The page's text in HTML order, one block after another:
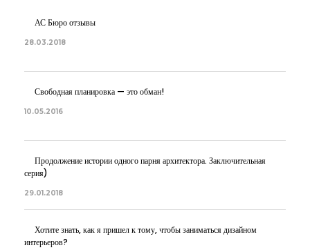
АС Бюро отзывы
28.03.2018
Свободная планировка — это обман!
10.05.2016
Продолжение истории одного парня архитектора. Заключительная
серия)
29.01.2018
Хотите знать, как я пришел к тому, чтобы заниматься дизайном
интерьеров?